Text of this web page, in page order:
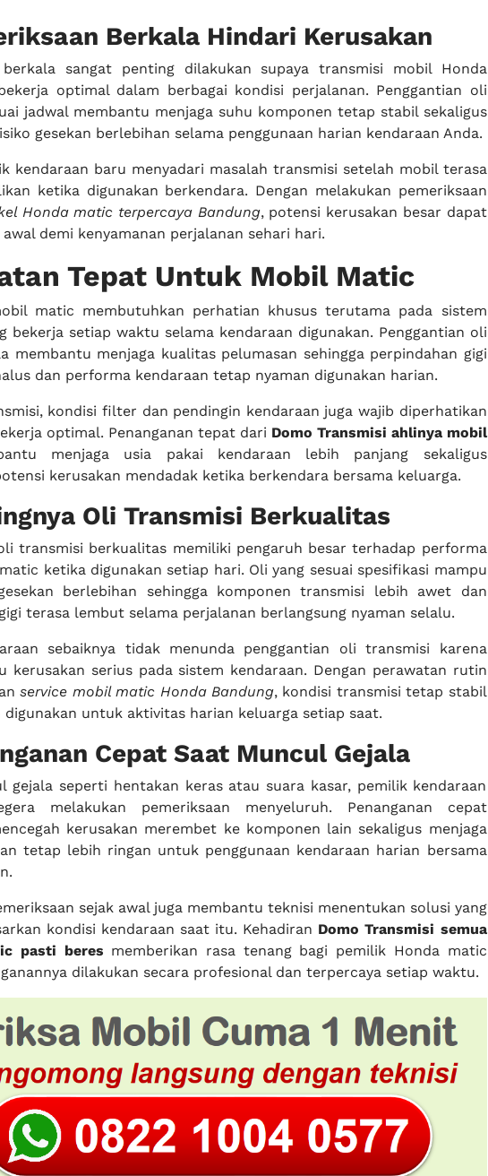
Berkala Hindari Kerusakan
berkala sangat penting dilakukan supaya transmisi mobil Honda
optimal dalam berbagai kondisi perjalanan. Penggantian oli
jadwal membantu menjaga suhu komponen tetap stabil sekaligus
gesekan berlebihan selama penggunaan harian kendaraan Anda.
kendaraan baru menyadari masalah transmisi setelah mobil terasa
ketika digunakan berkendara. Dengan melakukan pemeriksaan
Honda matic terpercaya Bandung, potensi kerusakan besar dapat
awal demi kenyamanan perjalanan sehari hari.
Tepat Untuk Mobil Matic
matic membutuhkan perhatian khusus terutama pada sistem
bekerja setiap waktu selama kendaraan digunakan. Penggantian oli
membantu menjaga kualitas pelumasan sehingga perpindahan gigi
dan performa kendaraan tetap nyaman digunakan harian.
kondisi filter dan pendingin kendaraan juga wajib diperhatikan
optimal. Penanganan tepat dari Domo Transmisi ahlinya mobil
menjaga usia pakai kendaraan lebih panjang sekaligus
kerusakan mendadak ketika berkendara bersama keluarga.
Oli Transmisi Berkualitas
transmisi berkualitas memiliki pengaruh besar terhadap performa
ketika digunakan setiap hari. Oli yang sesuai spesifikasi mampu
berlebihan sehingga komponen transmisi lebih awet dan
terasa lembut selama perjalanan berlangsung nyaman selalu.
sebaiknya tidak menunda penggantian oli transmisi karena
kerusakan serius pada sistem kendaraan. Dengan perawatan rutin
service mobil matic Honda Bandung, kondisi transmisi tetap stabil
digunakan untuk aktivitas harian keluarga setiap saat.
Cepat Saat Muncul Gejala
gejala seperti hentakan keras atau suara kasar, pemilik kendaraan
melakukan pemeriksaan menyeluruh. Penanganan cepat
kerusakan merembet ke komponen lain sekaligus menjaga
tetap lebih ringan untuk penggunaan kendaraan harian bersama
sejak awal juga membantu teknisi menentukan solusi yang
kondisi kendaraan saat itu. Kehadiran Domo Transmisi semua
pasti beres memberikan rasa tenang bagi pemilik Honda matic
dilakukan secara profesional dan terpercaya setiap waktu.